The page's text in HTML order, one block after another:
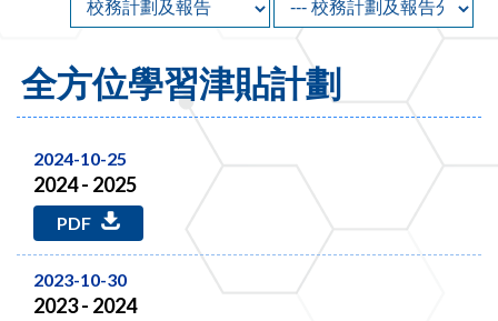
全方位學習津貼計劃
2024-10-25
2024 - 2025
PDF
2023-10-30
2023 - 2024